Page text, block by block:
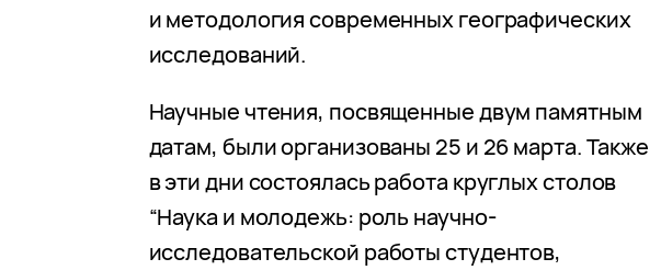
и методология современных географических
исследований.
Научные чтения, посвященные двум памятным
датам, были организованы 25 и 26 марта. Также
в эти дни состоялась работа круглых столов
“Наука и молодежь: роль научно-
исследовательской работы студентов,